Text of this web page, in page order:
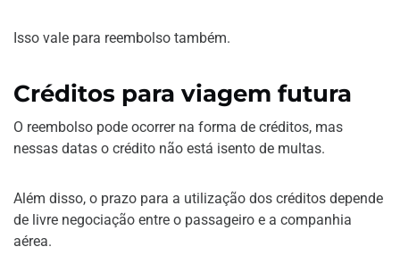
Isso vale para reembolso também.
Créditos para viagem futura
O reembolso pode ocorrer na forma de créditos, mas
nessas datas o crédito não está isento de multas.
Além disso, o prazo para a utilização dos créditos depende
de livre negociação entre o passageiro e a companhia
aérea.